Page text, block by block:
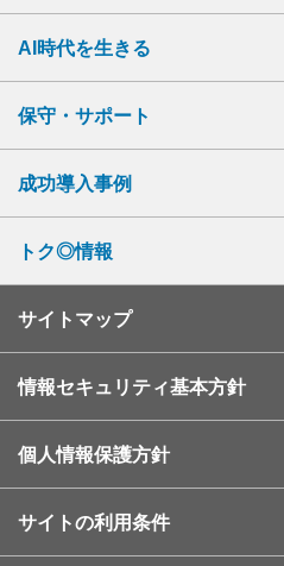
AI時代を生きる
保守・サポート
成功導入事例
トク◎情報
サイトマップ
情報セキュリティ基本方針
個人情報保護方針
サイトの利用条件